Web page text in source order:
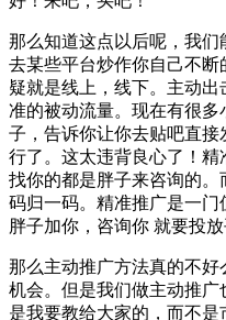
那么知道这点以后呢，我
去某些平台炒作你自己不
疑就是线上，线下。主动
准的被动流量。现在有很
子，告诉你让你去贴吧直
行了。这太违背良心了！
找你的都是胖子来咨询的
码归一码。精准推广是一
胖子加你，咨询你 就要投
那么主动推广方法真的不
机会。但是我们做主动推
是我要教给大家的，而不